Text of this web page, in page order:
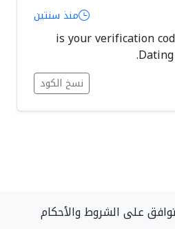
منذ سنتين
352612 is your verification
نسخ الكود
على الشروط والأحكام